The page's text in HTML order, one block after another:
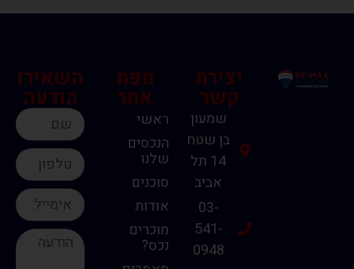
יצירת
קשר
שמעון
בן שטח
14 תל
אביב
03-
541-
0948
מפת
אתר
ראשי
הנכסים
שלנו
סוכנים
אודות
מוכרים
נכס?
השאירו
הודעה